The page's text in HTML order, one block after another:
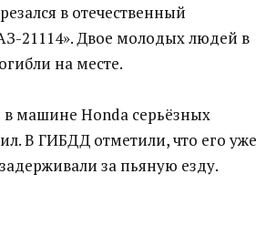
в отечественный
21114». Двое молодых людей в
на месте.
машине Honda серьёзных
В ГИБДД отметили, что его уже
за пьяную езду.